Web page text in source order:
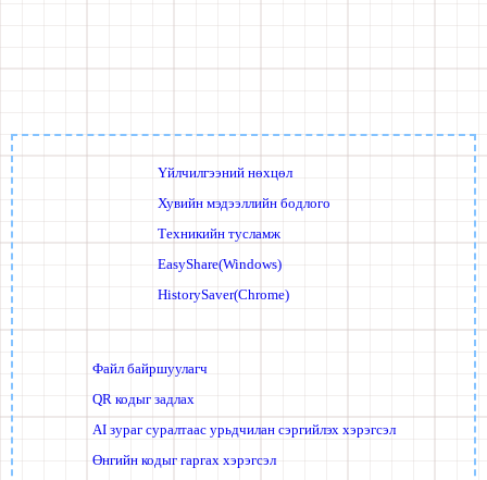
Үйлчилгээний нөхцөл
Хувийн мэдээллийн бодлого
Техникийн тусламж
EasyShare(Windows)
HistorySaver(Chrome)
Файл байршуулагч
QR кодыг задлах
AI зураг суралтаас урьдчилан сэргийлэх хэрэгсэл
Өнгийн кодыг гаргах хэрэгсэл